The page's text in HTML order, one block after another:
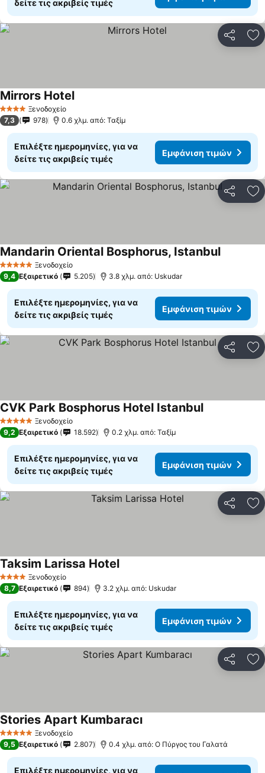
δείτε τις ακριβείς τιμές
4 ΑστέριαΞενοδοχείο
Mirrors HotelΕμφάνιση τιμών
7,3 978 0.6 χλμ. από: Ταξίμ
Επιλέξτε ημερομηνίες, για να
δείτε τις ακριβείς τιμές
Εμφάνιση τιμών
5 Αστέρια Ξενοδοχείο
Mandarin Oriental Bosphorus, Istanbul
9,4 Εξαιρετικό 5.205 3.8 χλμ. από: Uskudar
Επιλέξτε ημερομηνίες, για να
δείτε τις ακριβείς τιμές
Εμφάνιση τιμών
5 Αστέρια Ξενοδοχείο
CVK Park Bosphorus Hotel IstanbulΕμφάνιση
9,2 Εξαιρετικό 18.592 0.2 χλμ. από: Ταξίμ
Επιλέξτε ημερομηνίες, για να
δείτε τις ακριβείς τιμές
Εμφάνιση τιμών
4 ΑστέριαΞενοδοχείο
Taksim Larissa HotelΕμφάνιση τιμών
8,7 Εξαιρετικό 894 3.2 χλμ. από: Uskudar
Επιλέξτε ημερομηνίες, για να
δείτε τις ακριβείς τιμές
Εμφάνιση τιμών
5 Αστέρια Ξενοδοχείο
Stories Apart KumbaracıΕμφάνιση τιμών
9,5 Εξαιρετικό 2.807 0.4 χλμ. από: Ο Πύργος του Γαλατά
Επιλέξτε ημερομηνίες, για να